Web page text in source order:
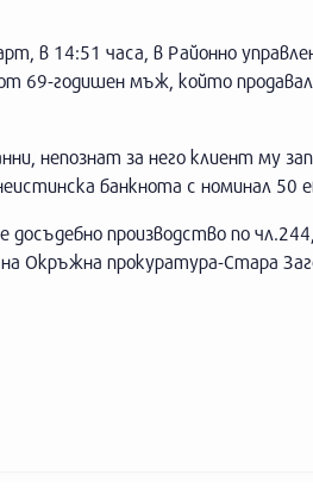
в 14:51 часа, в Районно
69-годишен мъж, който продавал
непознат за него клиент му
банкнота с номинал 50
досъдебно производство по
на Окръжна прокуратура-Стара